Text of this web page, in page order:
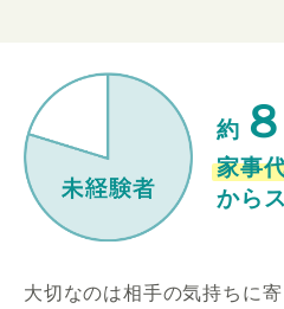
約 ８
家事
から
大切なのは相手の気持ちに